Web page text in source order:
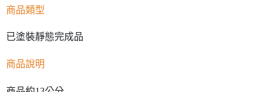
商品類型
已塗裝靜態完成品
商品說明